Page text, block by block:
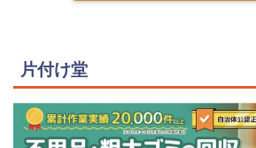
片付け堂